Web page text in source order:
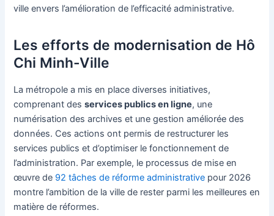
ville envers l’amélioration de l’efficacité administrative.
Les efforts de modernisation de Hô
Chi Minh-Ville
La métropole a mis en place diverses initiatives,
comprenant desservices publics en ligne, une
numérisation des archives et une gestion améliorée des
données. Ces actions ont permis de restructurer les
services publics et d’optimiser le fonctionnement de
l’administration. Par exemple, le processus de mise en
œuvre de 92 tâches de réforme administrative pour 2026
montre l’ambition de la ville de rester parmi les meilleures en
matière de réformes.